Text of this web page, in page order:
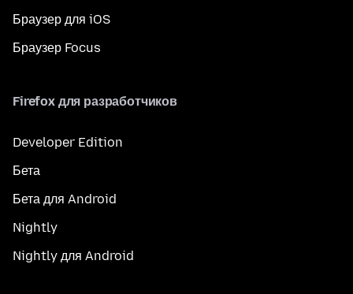
Браузер для iOS
Браузер Focus
Firefox для разработчиков
Developer Edition
Бета
Бета для Android
Nightly
Nightly для Android